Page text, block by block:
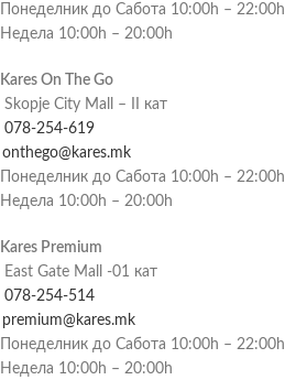
Понеделник до Сабота 10:00h – 22:00h
Недела 10:00h – 20:00h
Kares On The Go
Skopje City Mall – II кат
078-254-619
onthego@kares.mk
Понеделник до Сабота 10:00h – 22:00h
Недела 10:00h – 20:00h
Kares Premium
East Gate Mall -01 кат
078-254-514
premium@kares.mk
Понеделник до Сабота 10:00h – 22:00h
Недела 10:00h – 20:00h